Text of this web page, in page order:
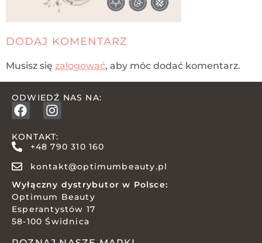
DODAJ KOMENTARZ
Musisz się zalogować, aby móc dodać komentarz.
ODWIEDŹ NAS NA:
KONTAKT:
+48 790 310 160
kontakt@optimumbeauty.pl
Wyłączny dystrybutor w Polsce:
Optimum Beauty
Esperantystów 17
58-100 Świdnica